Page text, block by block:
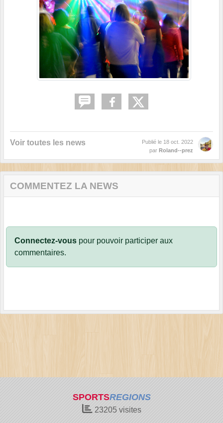
Voir toutes les news Publié le 18 oct. 2022
par Roland--prez
COMMENTEZ LA NEWS
Connectez-vous pour pouvoir participer aux
commentaires.
SPORTSREGIONS
23205visites